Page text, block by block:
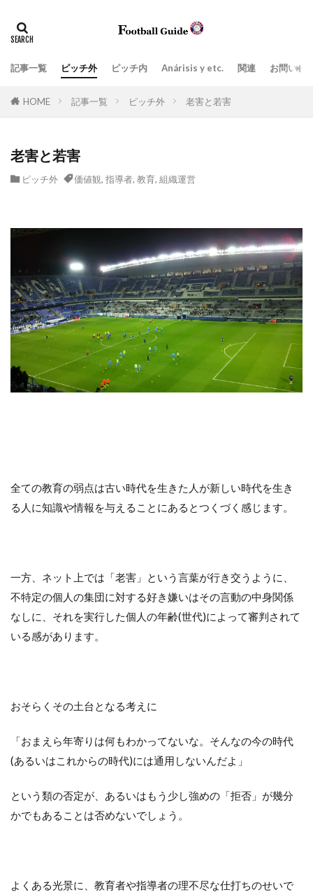
記事一覧 ピッチ外 ピッチ内 Anárisis y etc. 関連 お問い合
HOME 記事一覧 ピッチ外 老害と若害
老害と若害
ピッチ外 価値観, 指導者, 教育, 組織運営
全ての教育の弱点は古い時代を生きた人が新しい時代を生き
る人に知識や情報を与えることにあるとつくづく感じます。
一方、ネット上では「老害」という言葉が行き交うように、
不特定の個人の集団に対する好き嫌いはその言動の中身関係
なしに、それを実行した個人の年齢(世代)によって審判されて
いる感があります。
おそらくその土台となる考えに
「おまえら年寄りは何もわかってないな。そんなの今の時代
(あるいはこれからの時代)には通用しないんだよ」
という類の否定が、あるいはもう少し強めの「拒否」が幾分
かでもあることは否めないでしょう。
よくある光景に、教育者や指導者の理不尽な仕打ちのせいで
指導現場
ペネトレーション
場面の切り取り方によって見えてくるもの
学び
実践的
密集エリアでのポゼッションと適切なタイミングの前進
ビルドアップ阻止
日本スタイル
最新の3-5-2
脳
言葉
プレッシングとリトリート(後退)の取り扱い方
ネガティブトランジション
Attacking
Zona de ataque
Balón parado
Contra la salida de balón
Defending
entrenamiento
GK､DFからのプレー
Individual
Salida de balón
Tiro libre
Transición negativa
Transición positiva